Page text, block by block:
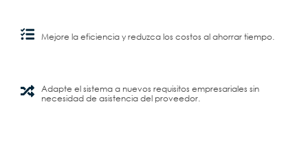
Mejore la eficiencia y reduzca los costos al ahorrar tiempo.
Adapte el sistema a nuevos requisitos empresariales sin
necesidad de asistencia del proveedor.